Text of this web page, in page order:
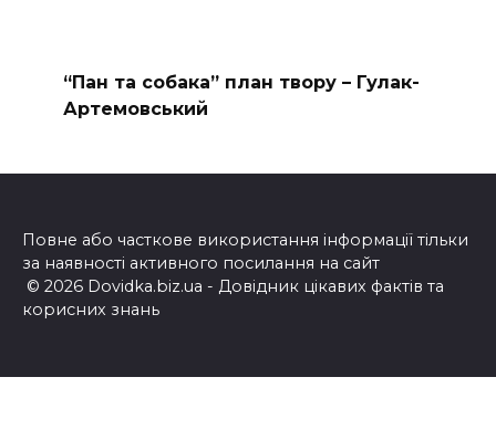
“Пан та собака” план твору – Гулак-
Артемовський
Повне або часткове використання інформації тільки
за наявності активного посилання на сайт
© 2026 Dovidka.biz.ua - Довідник цікавих фактів та
корисних знань